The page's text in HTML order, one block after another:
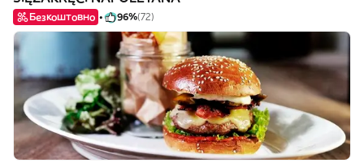
Безкоштовно 96%(72)